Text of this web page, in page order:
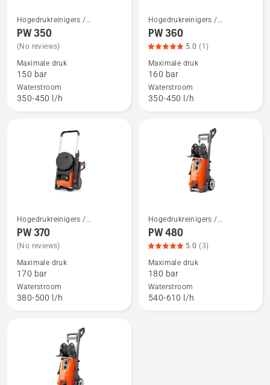
Bekijk
meer
details
over
PW 350
Hogedrukreinigers /
Hogedrukspuiten
PW 350
(No reviews)
Maximale druk
150 bar
Waterstroom
350-450 l/h
Bekijk
meer
details
over
PW 360,
productbeoordeling
Hogedrukreinigers /
Hogedrukspuiten
PW 360
5.0 (1)
Maximale druk
160 bar
Waterstroom
350-450 l/h
Bekijk
meer
details
over
PW 370
Hogedrukreinigers /
Hogedrukspuiten
PW 370
(No reviews)
Maximale druk
170 bar
Waterstroom
380-500 l/h
Bekijk
meer
details
over
PW 480,
productbeoordeling
Hogedrukreinigers /
Hogedrukspuiten
PW 480
5.0 (3)
Maximale druk
180 bar
Waterstroom
540-610 l/h